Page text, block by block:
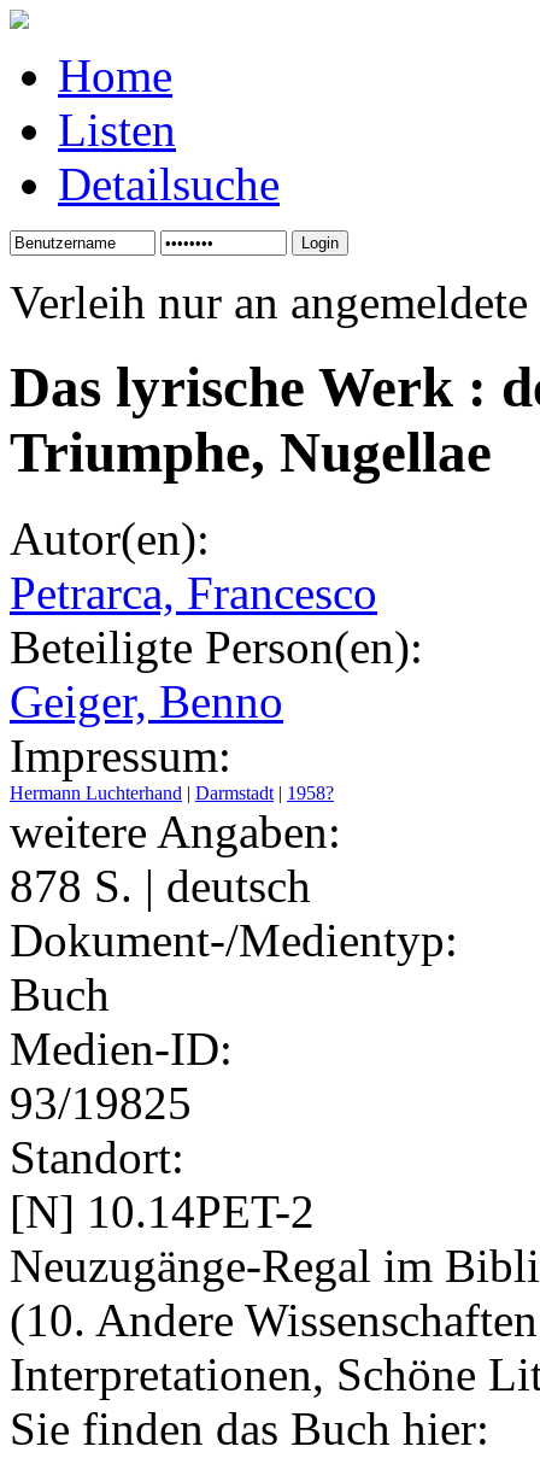
Home
Listen
Detailsuche
Verleih nur an
Das lyrische Werk :
Triumphe, Nugellae
Autor(en):
Petrarca, Francesco
Beteiligte Person(en):
Geiger, Benno
Impressum:
Hermann Luchterhand | Darmstadt | 1958?
weitere Angaben:
878 S. | deutsch
Dokument-/Medientyp:
Buch
Medien-ID:
93/19825
Standort:
[N] 10.14PET-2
Neuzugänge-Regal im
(10. Andere
Interpretationen, Schöne
Sie finden das Buch hier: